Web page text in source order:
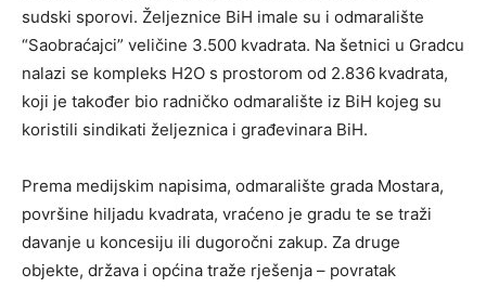
sudski sporovi. Željeznice BiH imale su i odmaralište
“Saobraćajci” veličine 3.500 kvadrata. Na šetnici u Gradcu
nalazi se kompleks H2O s prostorom od 2.836 kvadrata,
koji je također bio radničko odmaralište iz BiH kojeg su
koristili sindikati željeznica i građevinara BiH.
Prema medijskim napisima, odmaralište grada Mostara,
površine hiljadu kvadrata, vraćeno je gradu te se traži
davanje u koncesiju ili dugoročni zakup. Za druge
objekte, država i općina traže rješenja – povratak